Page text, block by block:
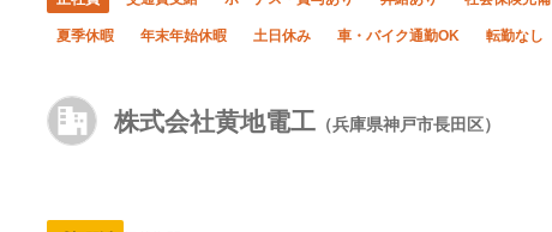
株式会社黄地電工 （兵庫県神戸市長田区）
夏季休暇 年末年始休暇 土日休み 車・バイク通勤OK 転勤なし